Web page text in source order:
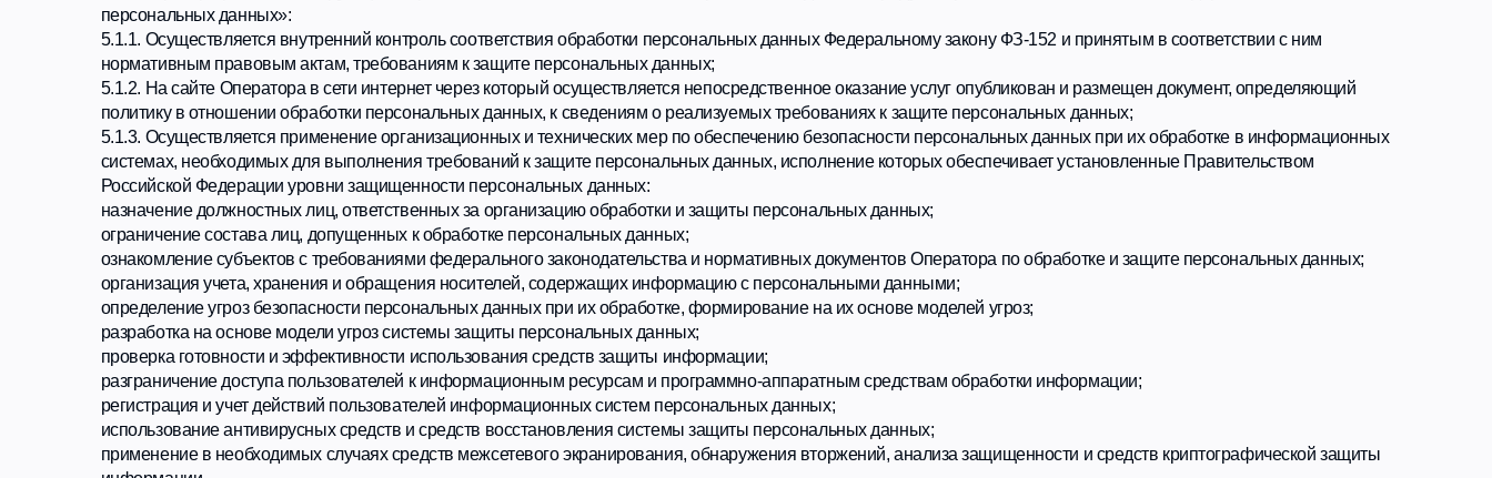
проверка готовности и эффективности использования средств защиты информации;
разграничение доступа пользователей к информационным ресурсам и программно-аппаратным средствам обработки информации;
регистрация и учет действий пользователей информационных систем персональных данных;
использование антивирусных средств и средств восстановления системы защиты персональных данных;
применение в необходимых случаях средств межсетевого экранирования, обнаружения вторжений, анализа защищенности и средств криптографической защиты
информации.
5.1.4. Установлены правила доступа к персональным данным, обрабатываемым в информационной системе, а также обеспечение регистрации и учета всех
действий, совершаемых с персональными данными в информационной системе Оператора;
5.1.5. Осуществляется контроль за принимаемыми мерами по обеспечению безопасности персональных данных и уровня защищенности информационных систем
Оператора.
5.1.6. Исключена возможность неконтролируемого проникновения или пребывания посторонних лиц в помещения, где ведется работа с персональными данными.
Обеспечена сохранность носителей персональных данных и средств защиты информации. В случае обработки персональных данных на материальных носителях,
обеспечивается раздельное хранение персональных данных (материальных носителей), обработка которых осуществляется в различных целях.
5.1.7. Оператором в целях защиты персональных данных предусмотрены следующие меры: использование антивирусного ПО; использование электронно-
цифровой подписи (ЭЦП); пароли на компьютерах, на которых осуществляется обработка персональных данных; резервное копирование; ограничение доступа в
помещения в которых осуществляется обработка персональных данных.
6. ПЕРЕДАЧА ПЕРСОНАЛЬНЫХ ДАННЫХ
6.1. Персональные данные передаются Оператору с соблюдением следующих требований:
6.1.1. Запрещается сообщать персональные данные третьей стороне без письменного согласия Заказчика, за исключением случаев, когда это необходимо в целях
предупреждения угрозы жизни, здоровью Заказчика, а также в других случаях, предусмотренных законами;
6.1.2. Не сообщать персональные данные в коммерческих целях без письменного согласия субъекта таких данных;
6.1.3. Предупредить лиц, получающих персональные данные, о том, что эти данные могут быть использованы лишь в целях, для которых они сообщены, и